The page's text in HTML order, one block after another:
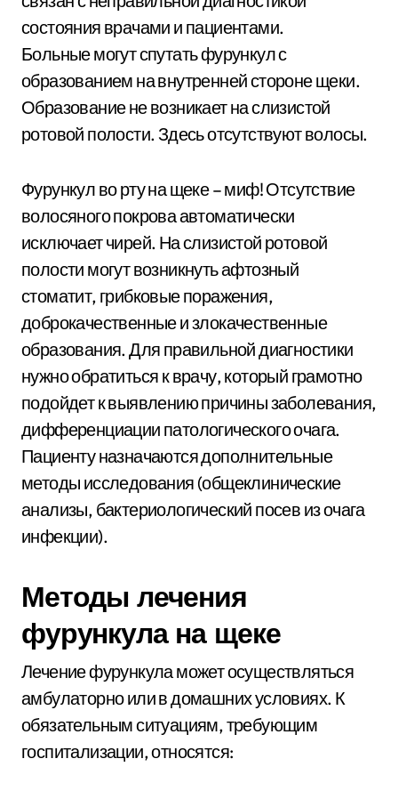
состояния врачами и пациентами.
Больные могут спутать фурункул с
образованием на внутренней стороне щеки.
Образование не возникает на слизистой
ротовой полости. Здесь отсутствуют волосы.
Фурункул во рту на щеке – миф! Отсутствие
волосяного покрова автоматически
исключает чирей. На слизистой ротовой
полости могут возникнуть афтозный
стоматит, грибковые поражения,
доброкачественные и злокачественные
образования. Для правильной диагностики
нужно обратиться к врачу, который грамотно
подойдет к выявлению причины заболевания,
дифференциации патологического очага.
Пациенту назначаются дополнительные
методы исследования (общеклинические
анализы, бактериологический посев из очага
инфекции).
Методы лечения
фурункула на щеке
Лечение фурункула может осуществляться
амбулаторно или в домашних условиях. К
обязательным ситуациям, требующим
госпитализации, относятся: